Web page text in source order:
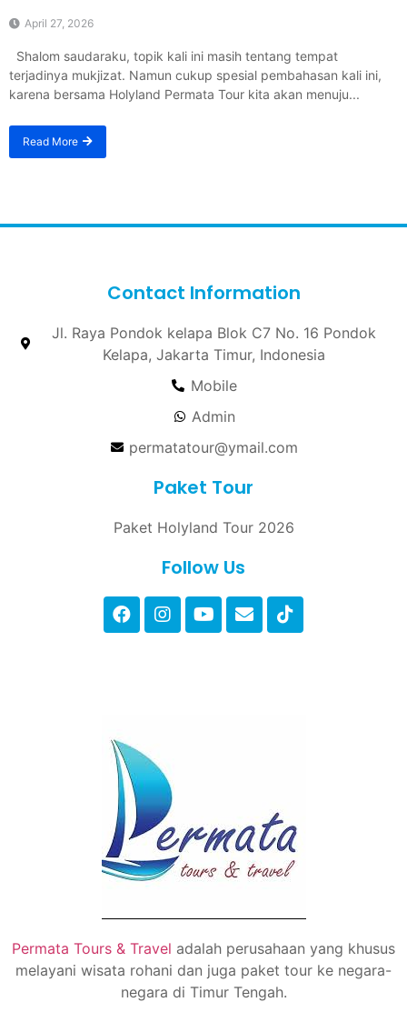
April 27, 2026
Shalom saudaraku, topik kali ini masih tentang tempat
terjadinya mukjizat. Namun cukup spesial pembahasan kali ini,
karena bersama Holyland Permata Tour kita akan menuju...
Read More
Contact Information
Jl. Raya Pondok kelapa Blok C7 No. 16 Pondok
Kelapa, Jakarta Timur, Indonesia
Mobile
Admin
permatatour@ymail.com
Paket Tour
Paket Holyland Tour 2026
Follow Us
Permata Tours & Travel adalah perusahaan yang khusus
melayani wisata rohani dan juga paket tour ke negara-
negara di Timur Tengah.